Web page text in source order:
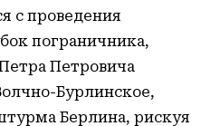
с проведения
пограничника,
Петровича
Бурлинское,
Берлина, рискуя